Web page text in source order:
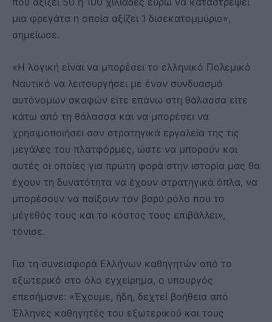
μια φρεγάτα η οποία αξίζει 1 δισεκατομμύριο»,
σημείωσε.
«Η λογική είναι να μπορέσει το ελληνικό Πολεμικό
Ναυτικό να λειτουργήσει με έναν συνδυασμό
αυτόνομων σκαφών είτε επάνω στη θάλασσα είτε
κάτω από τη θάλασσα και να μπορέσει να
χρησιμοποιήσει σαν στρατηγικά εργαλεία της τις
μεγάλες του πλατφόρμες, ώστε να μπορούν και
αυτές οι οποίες για πρώτη φορά στην ιστορία μας θα
έχουν τη δυνατότητα να έχουν στρατηγικά όπλα, να
μπορέσουν να παίξουν τον βαρύ ρόλο που το
μέγεθός τους και το κόστος τους επιβάλλει»,
τόνισε.
Για τη συνεισφορά Ελλήνων καθηγητών από το
εξωτερικό στο όλο εγχείρημα, ο υπουργός
επεσήμανε: «Έχουμε, ήδη, δεχτεί βοήθεια από
Έλληνες καθηγητές του εξωτερικού και τους